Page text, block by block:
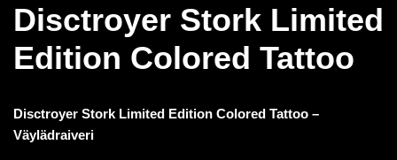
Disctroyer Stork Limited
Edition Colored Tattoo
Disctroyer Stork Limited Edition Colored Tattoo –
Väylädraiveri